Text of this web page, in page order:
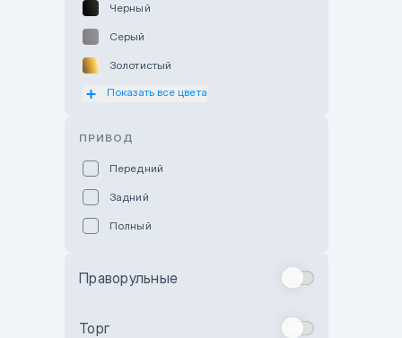
Черный
Серый
Золотистый
Оранжевый
Показать все цвета
ПРИВОД
Передний
Задний
Полный
Праворульные
Торг